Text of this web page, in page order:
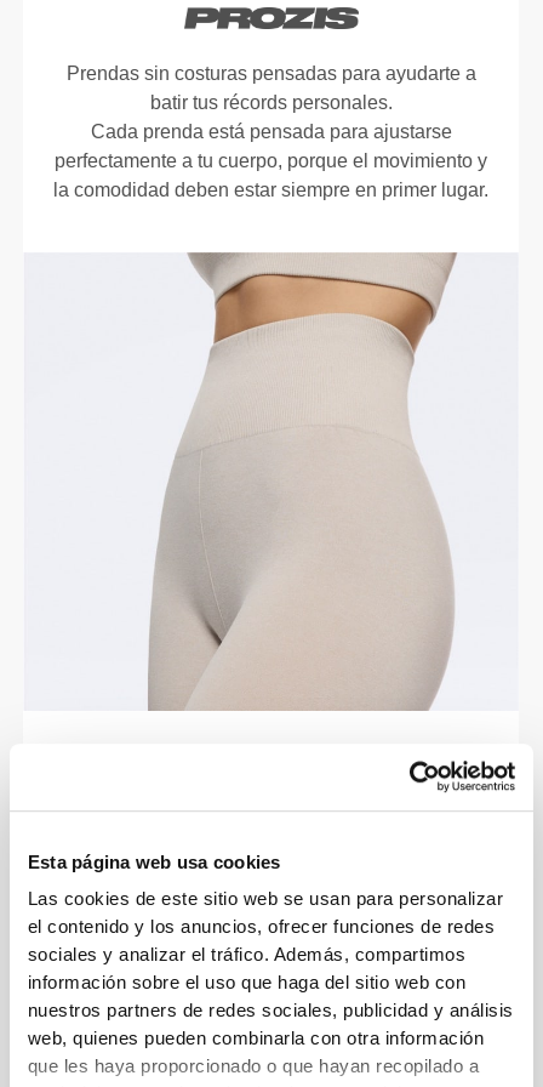
Esta página web usa cookies
Las cookies de este sitio web se usan para personalizar
el contenido y los anuncios, ofrecer funciones de redes
sociales y analizar el tráfico. Además, compartimos
información sobre el uso que haga del sitio web con
nuestros partners de redes sociales, publicidad y análisis
web, quienes pueden combinarla con otra información
que les haya proporcionado o que hayan recopilado a
Prendas sin costuras pensadas para ayudarte a
batir tus récords personales.
Cada prenda está pensada para ajustarse
perfectamente a tu cuerpo, porque el movimiento y
la comodidad deben estar siempre en primer lugar.
De yoga a cross-training. Esta
prenda está diseñada para que